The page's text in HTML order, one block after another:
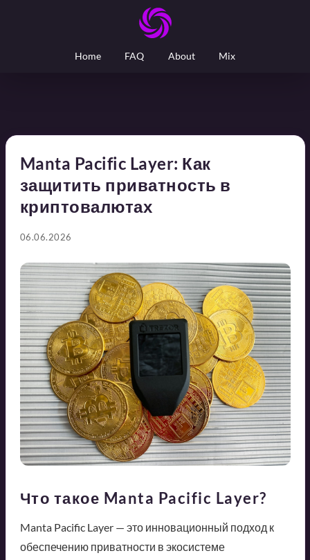
Home FAQ About Mix
Manta Pacific Layer: Как
защитить приватность в
криптовалютах
06.06.2026
Что такое Manta Pacific Layer?
Manta Pacific Layer — это инновационный подход к
обеспечению приватности в экосистеме